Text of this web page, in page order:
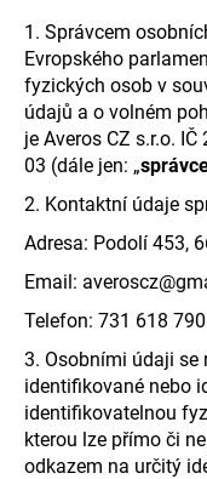
1. Správcem
Evropského
fyzických osob v
údajů a o volném
je Averos CZ s.r.o.
03 (dále jen: „
2. Kontaktní údaje
Adresa: Podolí 453,
Email:
Telefon: 731 618 790
3. Osobními údaji se
identifikované nebo
identifikovatelnou
kterou lze přímo či
odkazem na určitý
t
ř
e
b
u
j
e
t
e
n
a
j
í
t
?